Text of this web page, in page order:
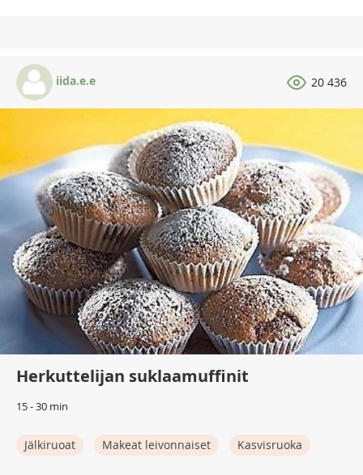
iida.e.e 20 436
Herkuttelijan suklaamuffinit
15 - 30 min
Jälkiruoat Makeat leivonnaiset Kasvisruoka